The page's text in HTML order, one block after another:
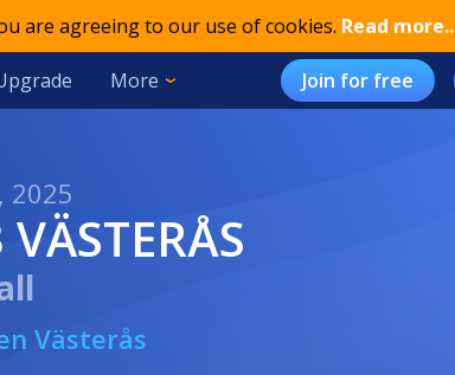
are agreeing to our use of cookies. Read more..
More Join for free
2025
VÄSTERÅS
Västerås